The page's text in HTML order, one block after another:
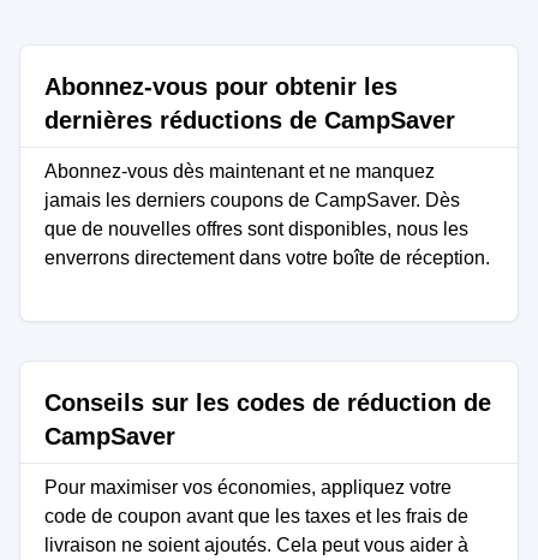
Abonnez-vous pour obtenir les
dernières réductions de CampSaver
Abonnez-vous dès maintenant et ne manquez
jamais les derniers coupons de CampSaver. Dès
que de nouvelles offres sont disponibles, nous les
enverrons directement dans votre boîte de réception.
Conseils sur les codes de réduction de
CampSaver
Pour maximiser vos économies, appliquez votre
code de coupon avant que les taxes et les frais de
livraison ne soient ajoutés. Cela peut vous aider à